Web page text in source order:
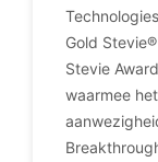
Gold
Stevie
waarmee